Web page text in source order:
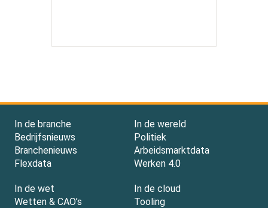
In de branche
Bedrijfsnieuws
Branchenieuws
Flexdata
In de wereld
Politiek
Arbeidsmarktdata
Werken 4.0
In de wet
Wetten & CAO’s
In de cloud
Tooling